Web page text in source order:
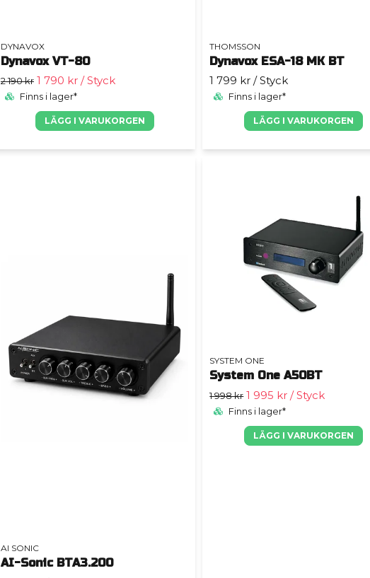
DYNAVOX
Dynavox VT-80
2 190 kr 1 790 kr / Styck
Finns i lager*
LÄGG I VARUKORGEN
THOMSSON
Dynavox ESA-18 MK BT
1 799 kr / Styck
Finns i lager*
LÄGG I VARUKORGEN
AI SONIC
AI-Sonic BTA3.200
SYSTEM ONE
System One A50BT
1 998 kr 1 995 kr / Styck
Finns i lager*
LÄGG I VARUKORGEN